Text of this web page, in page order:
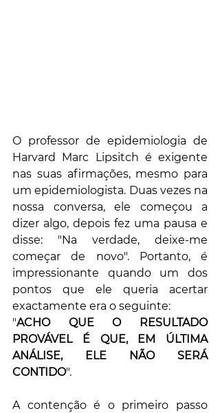
O professor de epidemiologia de
Harvard Marc Lipsitch é exigente
nas suas afirmações, mesmo para
um epidemiologista. Duas vezes na
nossa conversa, ele começou a
dizer algo, depois fez uma pausa e
disse: "Na verdade, deixe-me
começar de novo". Portanto, é
impressionante quando um dos
pontos que ele queria acertar
exactamente era o seguinte:
"ACHO QUE O RESULTADO
PROVÁVEL É QUE, EM ÚLTIMA
ANÁLISE, ELE NÃO SERÁ
CONTIDO".
A contenção é o primeiro passo